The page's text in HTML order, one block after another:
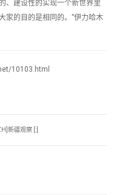
、建设性的实现一个新世界里
家的目的是相同的。”伊力哈木
10103.html
新疆观察 [:]